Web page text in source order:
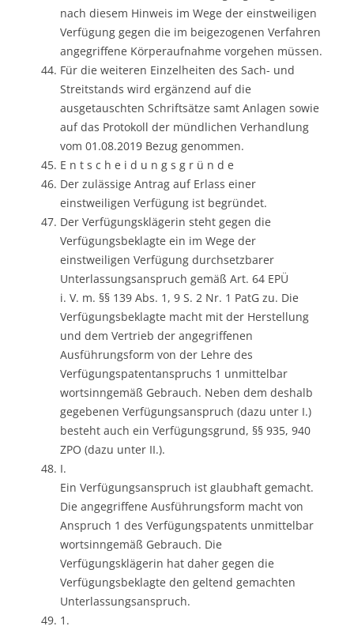
nach diesem Hinweis im Wege der einstweiligen
Verfügung gegen die im beigezogenen Verfahren
angegriffene Körperaufnahme vorgehen müssen.
Für die weiteren Einzelheiten des Sach- und
Streitstands wird ergänzend auf die
ausgetauschten Schriftsätze samt Anlagen sowie
auf das Protokoll der mündlichen Verhandlung
vom 01.08.2019 Bezug genommen.
E n t s c h e i d u n g s g r ü n d e
Der zulässige Antrag auf Erlass einer
einstweiligen Verfügung ist begründet.
Der Verfügungsklägerin steht gegen die
Verfügungsbeklagte ein im Wege der
einstweiligen Verfügung durchsetzbarer
Unterlassungsanspruch gemäß Art. 64 EPÜ
i. V. m. §§ 139 Abs. 1, 9 S. 2 Nr. 1 PatG zu. Die
Verfügungsbeklagte macht mit der Herstellung
und dem Vertrieb der angegriffenen
Ausführungsform von der Lehre des
Verfügungspatentanspruchs 1 unmittelbar
wortsinngemäß Gebrauch. Neben dem deshalb
gegebenen Verfügungsanspruch (dazu unter I.)
besteht auch ein Verfügungsgrund, §§ 935, 940
ZPO (dazu unter II.).
I.
Ein Verfügungsanspruch ist glaubhaft gemacht.
Die angegriffene Ausführungsform macht von
Anspruch 1 des Verfügungspatents unmittelbar
wortsinngemäß Gebrauch. Die
Verfügungsklägerin hat daher gegen die
Verfügungsbeklagte den geltend gemachten
Unterlassungsanspruch.
1.